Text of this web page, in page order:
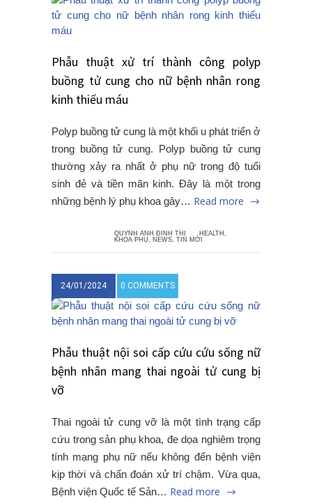
Phẫu thuật xử trí thành công polyp
buồng tử cung cho nữ bệnh nhân rong
kinh thiếu máu
Polyp buồng tử cung là một khối u phát triển ở
trong buồng tử cung. Polyp buồng tử cung
thường xảy ra nhất ở phụ nữ trong độ tuổi
sinh đẻ và tiền mãn kinh. Đây là một trong
những bệnh lý phụ khoa gây… Read more
QUYNH ANH ĐINH THỊ HEALTH ,
KHOA PHỤ, NEWS, TIN MỚI
24/01/2024 0 COMMENTS
Phẫu thuật nội soi cấp cứu cứu sống nữ
bệnh nhân mang thai ngoài tử cung bị
vỡ
Thai ngoài tử cung vỡ là một tình trạng cấp
cứu trong sản phụ khoa, đe dọa nghiêm trọng
tính mạng phụ nữ nếu không đến bệnh viện
kịp thời và chẩn đoán xử trí chậm. Vừa qua,
Bệnh viện Quốc tế Sản… Read more